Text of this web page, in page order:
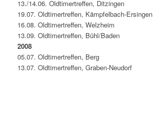
13./14.06. Oldtimertreffen, Ditzingen
19.07. Oldtimertreffen, Kämpfelbach-Ersingen
16.08. Oldtimertreffen, Welzheim
13.09. Oldtimertreffen, Bühl/Baden
2008
05.07. Oldtimertreffen, Berg
13.07. Oldtimertreffen, Graben-Neudorf